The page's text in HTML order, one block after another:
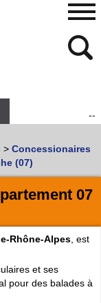
--
?
un garage Moto !
> Concessionaires
(07)
07
Rhône-Alpes , est
et ses
pour des balades à